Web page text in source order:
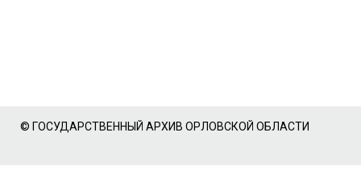
© ГОСУДАРСТВЕННЫЙ АРХИВ ОРЛОВСКОЙ ОБЛАСТИ